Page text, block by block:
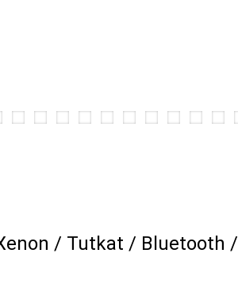
/ Tutkat / Bluetooth /